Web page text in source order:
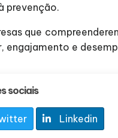
prevenção.
que
engajamento e
sociais
Linkedin